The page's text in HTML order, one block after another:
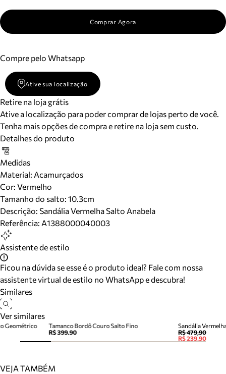
Comprar Agora
Compre pelo Whatsapp
Ative sua localização
Retire na loja grátis
Ative a localização para poder comprar de lojas perto de você.
Tenha mais opções de compra e retire na loja sem custo.
Detalhes do produto
Medidas
Material: Acamurçados
Cor: Vermelho
Tamanho do salto: 10.3cm
Descrição: Sandália Vermelha Salto Anabela
Referência: A1388000040003
Assistente de estilo
Ficou na dúvida se esse é o produto ideal? Fale com nossa
assistente virtual de estilo no WhatsApp e descubra!
Similares
Ver similares
Tamanco Bordô Couro Salto Fino
R$ 399,90
R$ 479,90
R$ 239,90
Geométrico
VEJA TAMBÉM